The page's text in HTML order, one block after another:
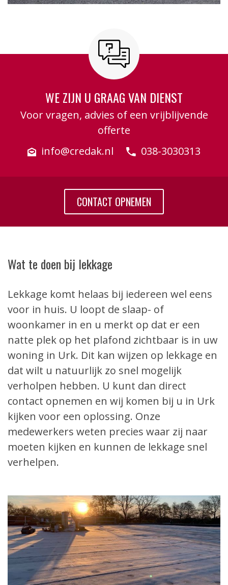
WE ZIJN U GRAAG VAN DIENST
Voor vragen, advies of een vrijblijvende
offerte
info@credak.nl
038-3030313
CONTACT OPNEMEN
Wat te doen bij lekkage
Lekkage komt helaas bij iedereen wel eens
voor in huis. U loopt de slaap- of
woonkamer in en u merkt op dat er een
natte plek op het plafond zichtbaar is in uw
woning in Urk. Dit kan wijzen op lekkage en
dat wilt u natuurlijk zo snel mogelijk
verholpen hebben. U kunt dan direct
contact opnemen en wij komen bij u in Urk
kijken voor een oplossing. Onze
medewerkers weten precies waar zij naar
moeten kijken en kunnen de lekkage snel
verhelpen.